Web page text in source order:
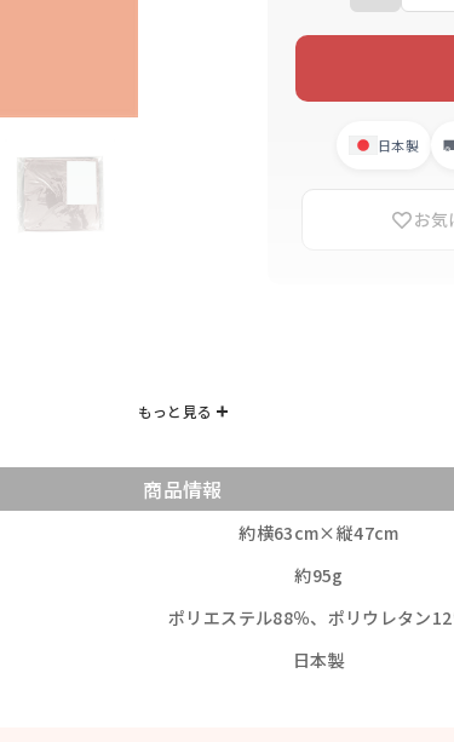
日本製
お気
商品情報
約横63cm×縦47cm
約95g
ポリエステル88％、ポリウレタン
日本製